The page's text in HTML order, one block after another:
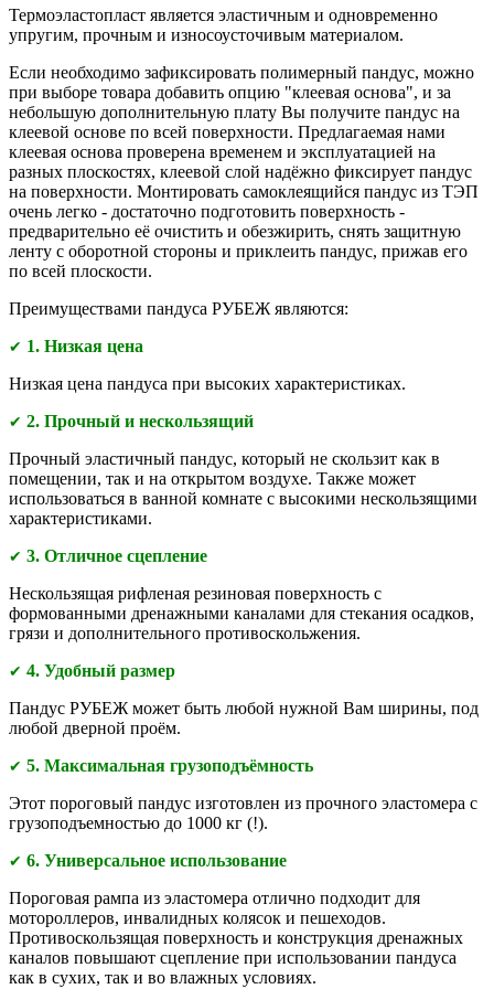
Термоэластопласт является эластичным и одновременно
упругим, прочным и износоусточивым материалом.
Если необходимо зафиксировать полимерный пандус, можно
при выборе товара добавить опцию "клеевая основа", и за
небольшую дополнительную плату Вы получите пандус на
клеевой основе по всей поверхности. Предлагаемая нами
клеевая основа проверена временем и эксплуатацией на
разных плоскостях, клеевой слой надёжно фиксирует пандус
на поверхности. Монтировать самоклеящийся пандус из ТЭП
очень легко - достаточно подготовить поверхность -
предварительно её очистить и обезжирить, снять защитную
ленту с оборотной стороны и приклеить пандус, прижав его
по всей плоскости.
Преимуществами пандуса РУБЕЖ являются:
✔ 1. Низкая цена
Низкая цена пандуса при высоких характеристиках.
✔ 2. Прочный и нескользящий
Прочный эластичный пандус, который не скользит как в
помещении, так и на открытом воздухе. Также может
использоваться в ванной комнате с высокими нескользящими
характеристиками.
✔ 3. Отличное сцепление
Нескользящая рифленая резиновая поверхность с
формованными дренажными каналами для стекания осадков,
грязи и дополнительного противоскольжения.
✔ 4. Удобный размер
Пандус РУБЕЖ может быть любой нужной Вам ширины, под
любой дверной проём.
✔ 5. Максимальная грузоподъёмность
Этот пороговый пандус изготовлен из прочного эластомера с
грузоподъемностью до 1000 кг (!).
✔ 6. Универсальное использование
Пороговая рампа из эластомера отлично подходит для
мотороллеров, инвалидных колясок и пешеходов.
Противоскользящая поверхность и конструкция дренажных
каналов повышают сцепление при использовании пандуса
как в сухих, так и во влажных условиях.